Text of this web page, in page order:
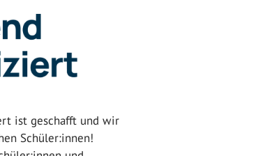
ist geschafft und wir
Schüler:innen!